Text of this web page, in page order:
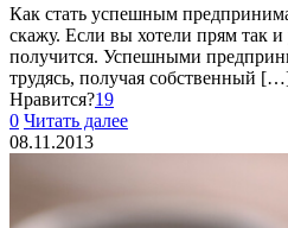
Как стать успешным
скажу. Если вы хотели прям так
получится. Успешными
трудясь, получая собственный
Нравится?19
0 Читать далее
08.11.2013